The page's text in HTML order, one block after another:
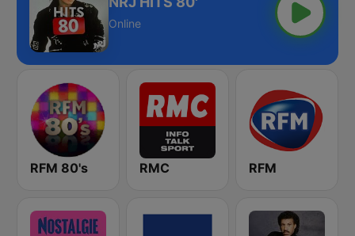
Online
RFM 80's RMC RFM